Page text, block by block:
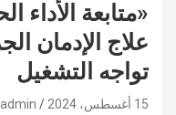
«متابعة الأداء
علاج الإدمان
تواجه التشغيل
15 أغسطس، 2024 admin